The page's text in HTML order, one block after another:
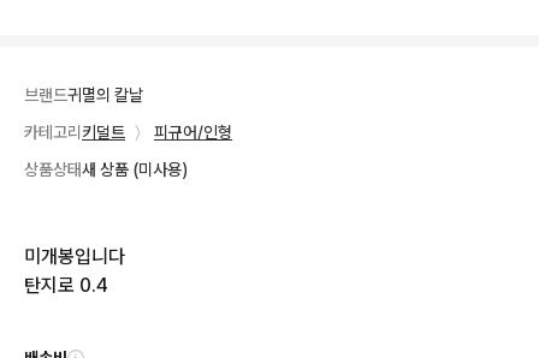
브랜드귀멸의 칼날
카테고리 키덜트 〉
피규어/인형
상품상태새 상품 (미사용)
미개봉입니다
탄지로 0.4